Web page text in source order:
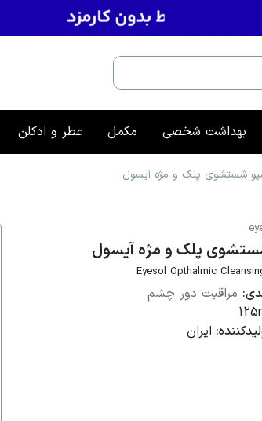
بهداشت شخصی مکمل عطر و ادکلن
شستشوی پلک و مژه آیسول
پلک و مژه آیسول
Eyesol Opthalmic
مراقبت دور چشم
ایران